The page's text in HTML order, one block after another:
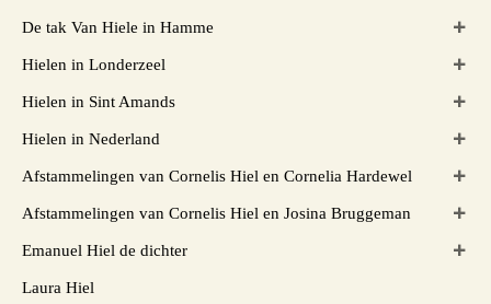
De tak Van Hiele in Hamme
Hielen in Londerzeel
Hielen in Sint Amands
Hielen in Nederland
Afstammelingen van Cornelis Hiel en Cornelia Hardewel
Afstammelingen van Cornelis Hiel en Josina Bruggeman
Emanuel Hiel de dichter
Laura Hiel